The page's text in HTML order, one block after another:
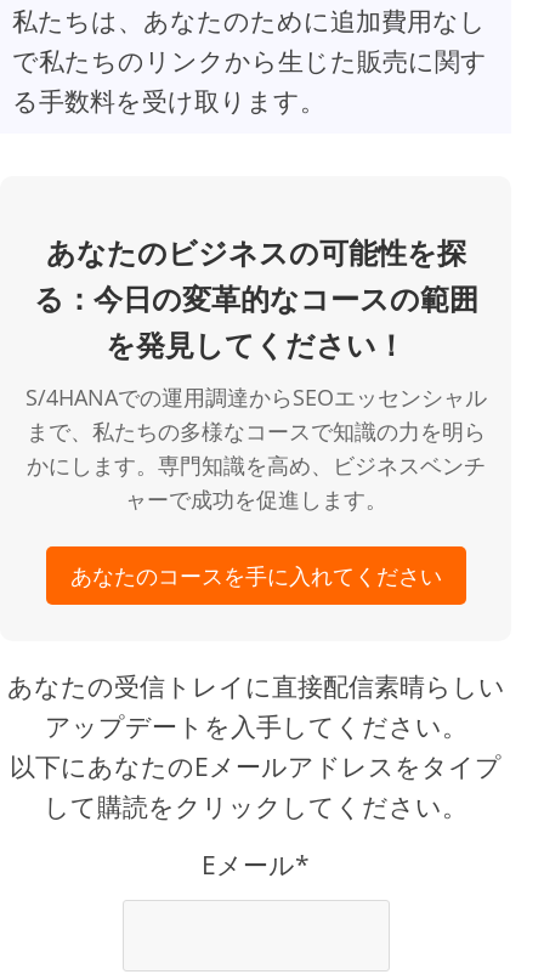
i
d
o
私たちは、あなたのために追加費用なし
で私たちのリンクから生じた販売に関す
る手数料を受け取ります。
あなたのビジネスの可能性を探
る：今日の変革的なコースの範囲
を発見してください！
S/4HANAでの運用調達からSEOエッセンシャル
まで、私たちの多様なコースで知識の力を明ら
かにします。専門知識を高め、ビジネスベンチ
ャーで成功を促進します。
あなたのコースを手に入れてください
あなたの受信トレイに直接配信素晴らしい
アップデートを入手してください。
以下にあなたのEメールアドレスをタイプ
して購読をクリックしてください。
Eメール*